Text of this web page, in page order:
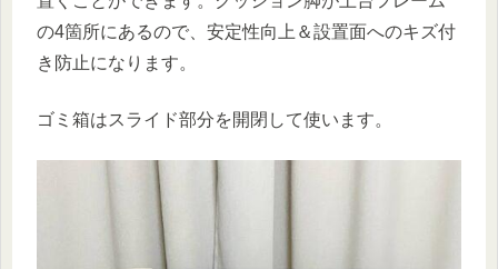
の4箇所にあるので、安定性向上＆設置面へのキズ付
き防止になります。
ゴミ箱はスライド部分を開閉して使います。